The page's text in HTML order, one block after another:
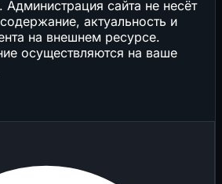
сайта не несёт
актуальность и
на внешнем ресурсе.
осуществляются на ваше